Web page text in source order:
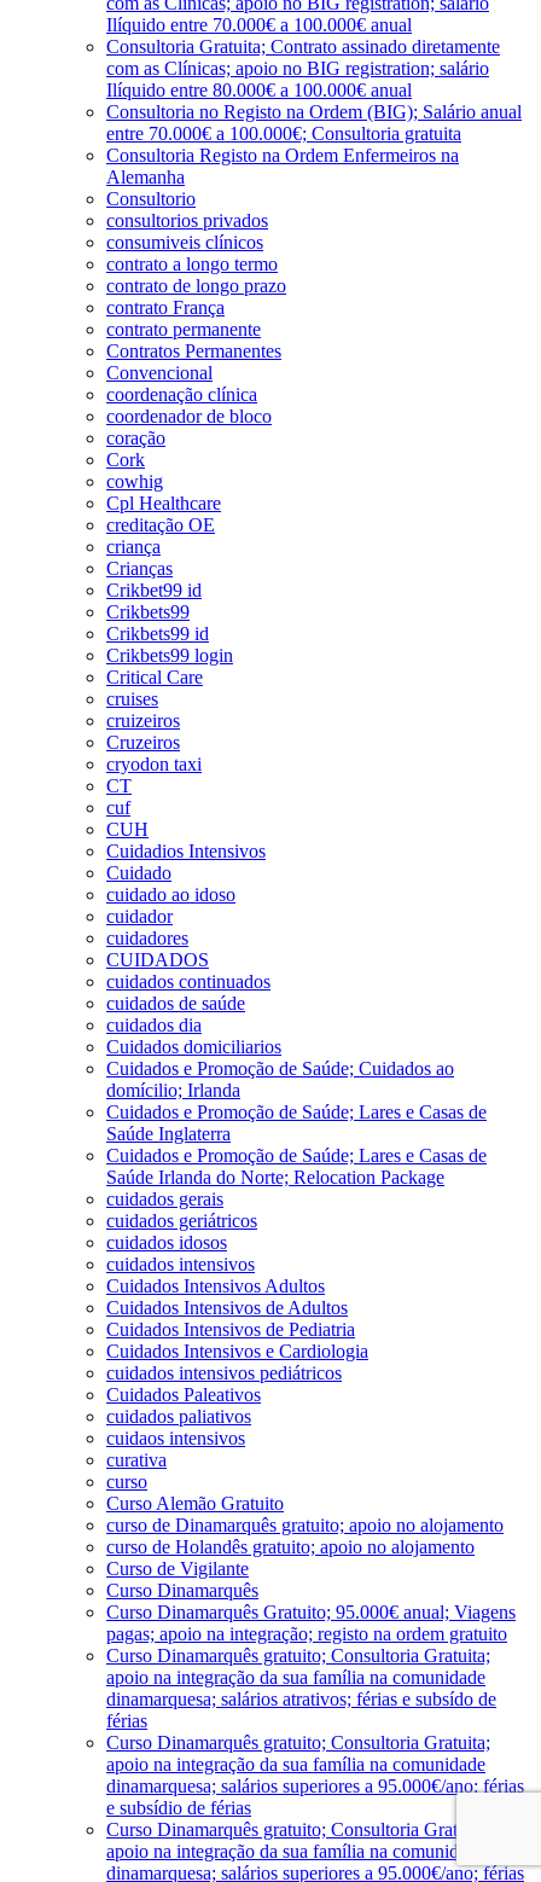
Ilíquido entre 70.000€ a 100.000€ anual
Consultoria Gratuita; Contrato assinado diretamente
com as Clínicas; apoio no BIG registration; salário
Ilíquido entre 80.000€ a 100.000€ anual
Consultoria no Registo na Ordem (BIG); Salário anual
entre 70.000€ a 100.000€; Consultoria gratuita
Consultoria Registo na Ordem Enfermeiros na
Alemanha
Consultorio
consultorios privados
consumiveis clínicos
contrato a longo termo
contrato de longo prazo
contrato França
contrato permanente
Contratos Permanentes
Convencional
coordenação clínica
coordenador de bloco
coração
Cork
cowhig
Cpl Healthcare
creditação OE
criança
Crianças
Crikbet99 id
Crikbets99
Crikbets99 id
Crikbets99 login
Critical Care
cruises
cruizeiros
Cruzeiros
cryodon taxi
CT
cuf
CUH
Cuidadios Intensivos
Cuidado
cuidado ao idoso
cuidador
cuidadores
CUIDADOS
cuidados continuados
cuidados de saúde
cuidados dia
Cuidados domiciliarios
Cuidados e Promoção de Saúde; Cuidados ao
domícilio; Irlanda
Cuidados e Promoção de Saúde; Lares e Casas de
Saúde Inglaterra
Cuidados e Promoção de Saúde; Lares e Casas de
Saúde Irlanda do Norte; Relocation Package
cuidados gerais
cuidados geriátricos
cuidados idosos
cuidados intensivos
Cuidados Intensivos Adultos
Cuidados Intensivos de Adultos
Cuidados Intensivos de Pediatria
Cuidados Intensivos e Cardiologia
cuidados intensivos pediátricos
Cuidados Paleativos
cuidados paliativos
cuidaos intensivos
curativa
curso
Curso Alemão Gratuito
curso de Dinamarquês gratuito; apoio no alojamento
curso de Holandês gratuito; apoio no alojamento
Curso de Vigilante
Curso Dinamarquês
Curso Dinamarquês Gratuito; 95.000€ anual; Viagens
pagas; apoio na integração; registo na ordem gratuito
Curso Dinamarquês gratuito; Consultoria Gratuita;
apoio na integração da sua família na comunidade
dinamarquesa; salários atrativos; férias e subsído de
férias
Curso Dinamarquês gratuito; Consultoria Gratuita;
apoio na integração da sua família na comunidade
dinamarquesa; salários superiores a 95.000€/ano; férias
e subsídio de férias
Curso Dinamarquês gratuito; Consultoria Gratuita;
apoio na integração da sua família na comunidade
dinamarquesa; salários superiores a 95.000€/ano; férias